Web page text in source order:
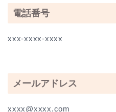
電話番号
xxx-xxxx-xxxx
メールアドレス
xxxx@xxxx.com